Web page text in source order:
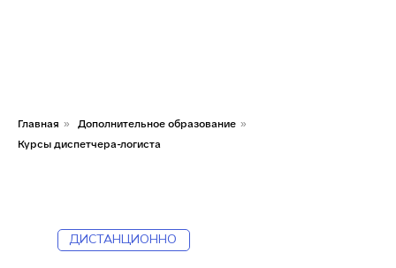
Главная » Дополнительное образование »
Курсы диспетчера-логиста
ДИСТАНЦИОННО